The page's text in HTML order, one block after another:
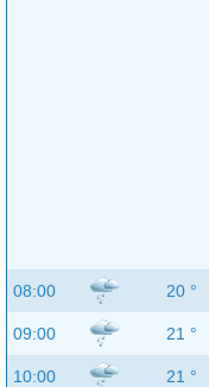
08:00 20 °
09:00 21 °
10:00 21 °